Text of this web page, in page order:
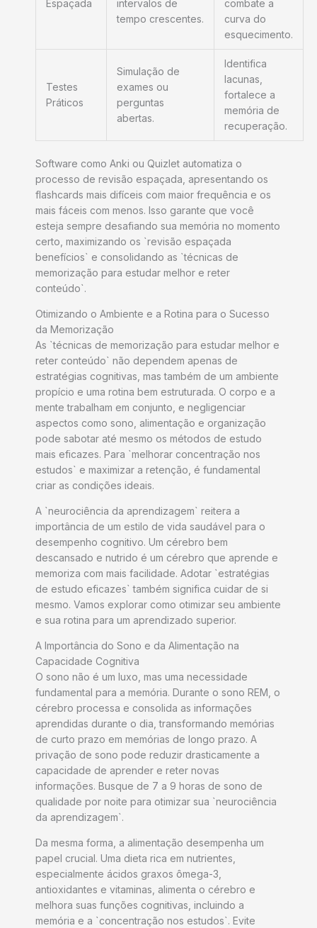
Espaçada
intervalos de
tempo crescentes.
combate a
curva do
esquecimento.
Testes
Práticos
Simulação de
exames ou
perguntas
abertas.
Identifica
lacunas,
fortalece a
memória de
recuperação.
Software como Anki ou Quizlet automatiza o
processo de revisão espaçada, apresentando os
flashcards mais difíceis com maior frequência e os
mais fáceis com menos. Isso garante que você
esteja sempre desafiando sua memória no momento
certo, maximizando os `revisão espaçada
benefícios` e consolidando as `técnicas de
memorização para estudar melhor e reter
conteúdo`.
Otimizando o Ambiente e a Rotina para o Sucesso
da Memorização
As `técnicas de memorização para estudar melhor e
reter conteúdo` não dependem apenas de
estratégias cognitivas, mas também de um ambiente
propício e uma rotina bem estruturada. O corpo e a
mente trabalham em conjunto, e negligenciar
aspectos como sono, alimentação e organização
pode sabotar até mesmo os métodos de estudo
mais eficazes. Para `melhorar concentração nos
estudos` e maximizar a retenção, é fundamental
criar as condições ideais.
A `neurociência da aprendizagem` reitera a
importância de um estilo de vida saudável para o
desempenho cognitivo. Um cérebro bem
descansado e nutrido é um cérebro que aprende e
memoriza com mais facilidade. Adotar `estratégias
de estudo eficazes` também significa cuidar de si
mesmo. Vamos explorar como otimizar seu ambiente
e sua rotina para um aprendizado superior.
A Importância do Sono e da Alimentação na
Capacidade Cognitiva
O sono não é um luxo, mas uma necessidade
fundamental para a memória. Durante o sono REM, o
cérebro processa e consolida as informações
aprendidas durante o dia, transformando memórias
de curto prazo em memórias de longo prazo. A
privação de sono pode reduzir drasticamente a
capacidade de aprender e reter novas
informações. Busque de 7 a 9 horas de sono de
qualidade por noite para otimizar sua `neurociência
da aprendizagem`.
Da mesma forma, a alimentação desempenha um
papel crucial. Uma dieta rica em nutrientes,
especialmente ácidos graxos ômega-3,
antioxidantes e vitaminas, alimenta o cérebro e
melhora suas funções cognitivas, incluindo a
memória e a `concentração nos estudos`. Evite